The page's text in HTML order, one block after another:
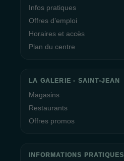
Infos pratiques
Offres d’emploi
Horaires et accès
Plan du centre
LA GALERIE - SAINT-JEAN
Magasins
Restaurants
Offres promos
INFORMATIONS PRATIQUES